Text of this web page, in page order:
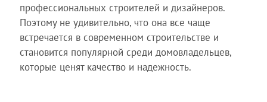
профессиональных строителей и дизайнеров.
Поэтому не удивительно, что она все чаще
встречается в современном строительстве и
становится популярной среди домовладельцев,
которые ценят качество и надежность.